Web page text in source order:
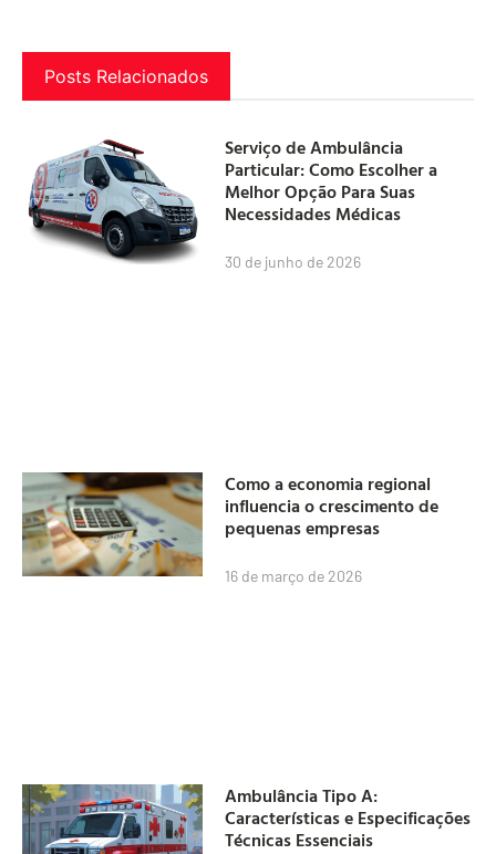
Posts Relacionados
Serviço de Ambulância
Particular: Como Escolher a
Melhor Opção Para Suas
Necessidades Médicas
30 de junho de 2026
Como a economia regional
influencia o crescimento de
pequenas empresas
16 de março de 2026
Ambulância Tipo A:
Características e Especificações
Técnicas Essenciais